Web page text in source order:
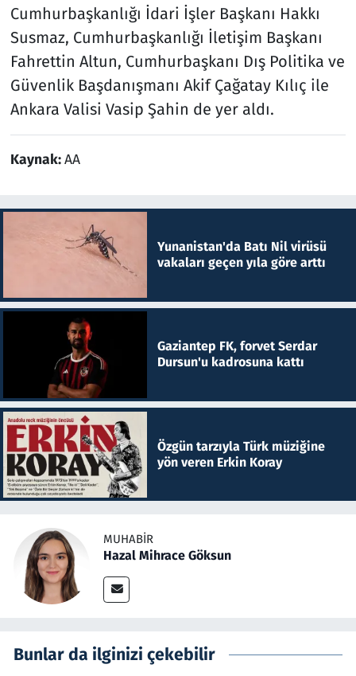
Cumhurbaşkanlığı İdari İşler Başkanı Hakkı
Susmaz, Cumhurbaşkanlığı İletişim Başkanı
Fahrettin Altun, Cumhurbaşkanı Dış Politika ve
Güvenlik Başdanışmanı Akif Çağatay Kılıç ile
Ankara Valisi Vasip Şahin de yer aldı.
Kaynak:AA
Yunanistan'da Batı Nil virüsü
vakaları geçen yıla göre arttı
Gaziantep FK, forvet Serdar
Dursun'u kadrosuna kattı
Özgün tarzıyla Türk müziğine
yön veren Erkin Koray
MUHABIR
Hazal Mihrace Göksun
Bunlar da ilginizi çekebilir